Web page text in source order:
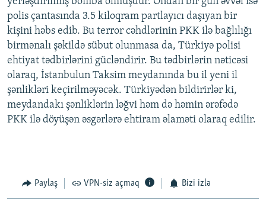
polis çantasında 3.5 kiloqram partlayıcı daşıyan bir
kişini həbs edib. Bu terror cəhdlərinin PKK ilə bağlılığı
birmənalı şəkildə sübut olunmasa da, Türkiyə polisi
ehtiyat tədbirlərini gücləndirir. Bu tədbirlərin nəticəsi
olaraq, İstanbulun Taksim meydanında bu il yeni il
şənlikləri keçirilməyəcək. Türkiyədən bildirirlər ki,
meydandakı şənliklərin ləğvi həm də həmin ərəfədə
PKK ilə döyüşən əsgərlərə ehtiram əlaməti olaraq edilir.
Paylaş VPN-siz açmaq Bizi izlə